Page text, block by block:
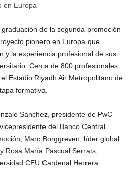
en Europa
de la segunda promoción
pionero en Europa que
y la experiencia profesional de sus
Cerca de 800 profesionales
Estadio Riyadh Air Metropolitano de
formativa.
Sánchez, presidente de PwC
del Banco Central
Marc Borggreven, líder global
Rosa María Pascual Serrats,
CEU Cardenal Herrera.